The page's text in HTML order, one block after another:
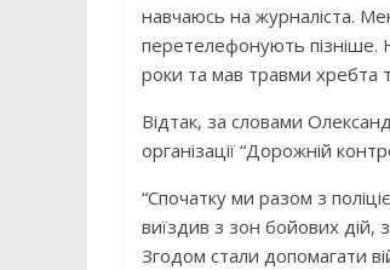
навчаюсь на журналіста.
перетелефонують пізніше.
роки та мав травми хребта
Відтак, за словами
організації “Дорожній
“Спочатку ми разом з
виїздив з зон бойових дій,
Згодом стали допомагати